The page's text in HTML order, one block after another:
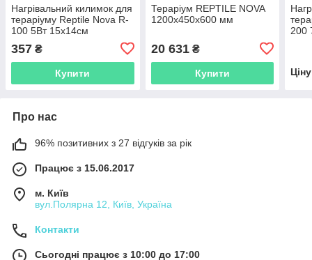
Нагрівальний килимок для
тераріуму Reptile Nova R-
100 5Вт 15x14см
357 ₴
Купити
Тераріум REPTILE NOVA
1200x450x600 мм
20 631₴
Купити
200
Про нас
96% позитивних з 27 відгуків за рік
Працює з 15.06.2017
м. Київ
вул.Полярна 12, Київ, Україна
Контакти
Сьогодні працює з 10:00 до 17:00